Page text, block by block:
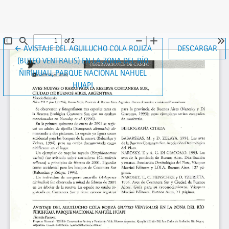
←VOLVER A LOS DETALLES DEL ARTÍCULO
AVISTAJE DEL AGUILUCHO COLA ROJIZA
(BUTEO VENTRALIS) EN LA ZONA DEL RÍO
ÑIRIHUAU, PARQUE NACIONAL NAHUEL
HUAPI
DESCARGAR